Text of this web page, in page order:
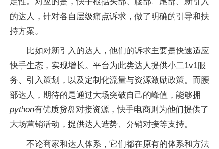
的达人，针对各自层级痛点诉求，做了明确的引导和扶
持方案。
比如对新引入的达人，他们的诉求主要是快速适应
快手生态，实现增长。平台为此类达人提供小二1v1服
务、引入策划，以及定制化流量与资源激励政策。而腰
部达人，期待的是通过大场突破自己的峰值，能够拥
python有优质货盘对接资源，快手电商则为他们提供了
大场营销活动，提供达人造势、分销对接等支持。
不论商家和达人体系，它们都在原有的体系和方法